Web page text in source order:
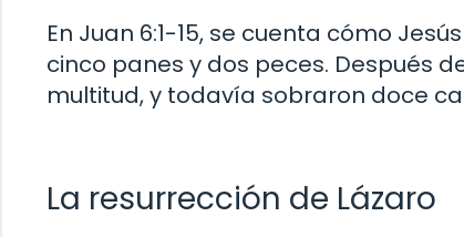
En Juan 6:1-15, se cuenta cómo
cinco panes y dos peces. Después
multitud, y todavía sobraron doce
La resurrección de Lázaro